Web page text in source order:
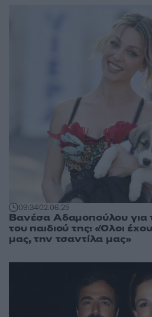
09:3402.06.25
Βανέσα Αδαμοπούλου για
του παιδιού της: «Όλοι
μας, την τσαντίλα μας»